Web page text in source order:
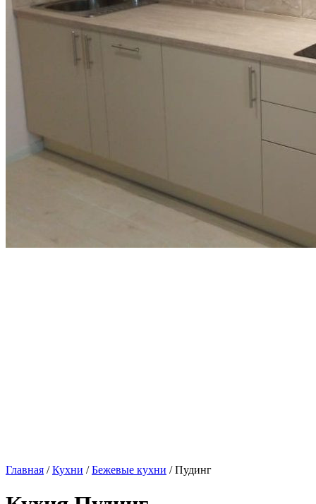
Главная /Кухни /Бежевые кухни / Пудинг